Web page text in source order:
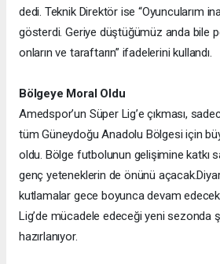
dedi. Teknik Direktör ise “Oyuncularım
gösterdi. Geriye düştüğümüz anda bile
onların ve taraftarın” ifadelerini kullandı.
Bölgeye Moral Oldu
Amedspor’un Süper Lig’e çıkması,
tüm Güneydoğu Anadolu Bölgesi için
oldu. Bölge futbolunun gelişimine katkı
genç yeteneklerin de önünü açacak.
kutlamalar gece boyunca devam
Lig’de mücadele edeceği yeni sezonda
hazırlanıyor.